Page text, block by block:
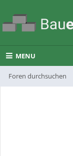
MENU
Foren durchsuchen